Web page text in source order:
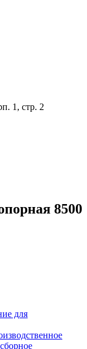
1, стр. 2
8500
для